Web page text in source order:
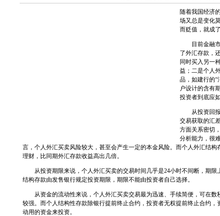
随着我国经济
场又总是变化
而贬值，就成
目前金融市
了外汇存款，
同时买入另一
益；二是个人
品，如建行的“
户设计的含有
投资者到底应
从投资回报
交易获取的汇
方面关系密切
分析能力，很
言，个人外汇买卖风险较大，甚至会产生一定的本金风险。而个人外汇结
理财，比同期外汇存款收益高出几倍。
从投资期限来说，个人外汇买卖的交易时间几乎是24小时不间断，期限
结构存款由发售银行规定投资期限，期限不能由投资者自己选择。
从资金的流动性来说，个人外汇买卖交易最为迅速、手续简便，可在数
较强。而个人结构性存款除银行提前终止合约，投资者无权提前终止合约
动用的资金来投资。